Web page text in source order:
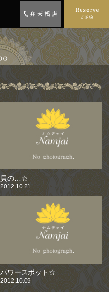
貝の…☆
2012.10.21
パワースポット☆
2012.10.09